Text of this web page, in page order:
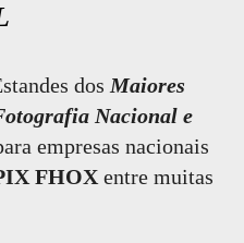
dos Maiores
Nacional e
empresas nacionais
FHOX entre muitas